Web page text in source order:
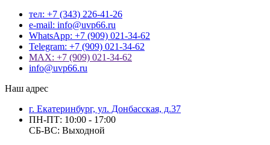
тел: +7 (343) 226-41-26
e-mail: info@uvp66.ru
WhatsApp: +7 (909) 021-34-62
Telegram: +7 (909) 021-34-62
MAX: +7 (909) 021-34-62
info@uvp66.ru
Наш адрес
г. Екатеринбург, ул. Донбасская, д.37
ПН-ПТ: 10:00 - 17:00
СБ-ВС: Выходной